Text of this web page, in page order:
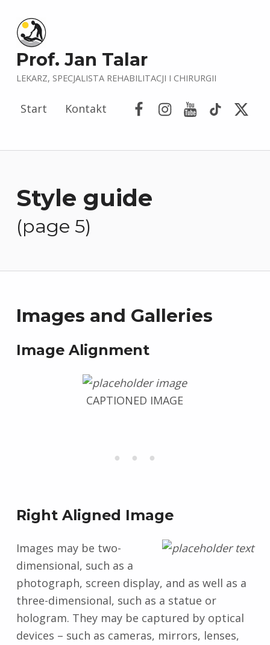
Prof. Jan Talar
LEKARZ, SPECJALISTA REHABILITACJI I CHIRURGII
Start Kontakt
Style guide
(page 5)
Images and Galleries
Image Alignment
CAPTIONED IMAGE
Right Aligned Image
Images may be two-
dimensional, such as a
photograph, screen display, and as well as a
three-dimensional, such as a statue or
hologram. They may be captured by optical
devices – such as cameras, mirrors, lenses,